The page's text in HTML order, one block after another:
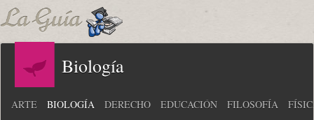
Biología
ARTE BIOLOGÍA DERECHO EDUCACIÓN FILOSOFÍA